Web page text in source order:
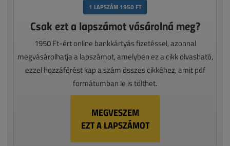
1 LAPSZÁM 1950 FT
Csak ezt a lapszámot vásárolná meg?
1950 Ft-ért online bankkártyás fizetéssel, azonnal
megvásárolhatja a lapszámot, amelyben ez a cikk olvasható,
ezzel hozzáférést kap a szám összes cikkéhez, amit pdf
formátumban le is tölthet.
MEGVESZEM
EZT A LAPSZÁMOT